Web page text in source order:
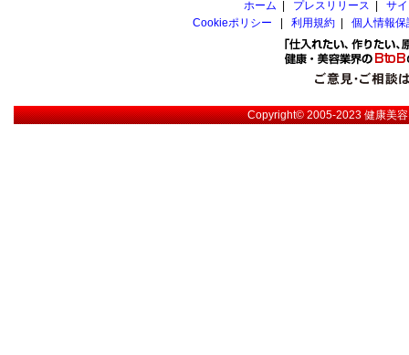
ホーム
プレスリリース
サ
Cookieポリシー
利用規約 個人情報
Copyright© 2005-2023健康美